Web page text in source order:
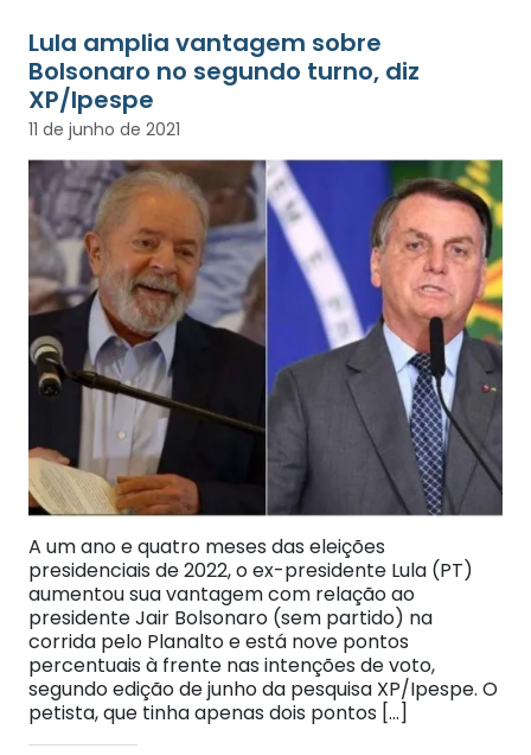
Lula amplia vantagem sobre
Bolsonaro no segundo turno, diz
XP/Ipespe
11 de junho de 2021
A um ano e quatro meses das eleições
presidenciais de 2022, o ex-presidente Lula (PT)
aumentou sua vantagem com relação ao
presidente Jair Bolsonaro (sem partido) na
corrida pelo Planalto e está nove pontos
percentuais à frente nas intenções de voto,
segundo edição de junho da pesquisa XP/Ipespe. O
petista, que tinha apenas dois pontos […]